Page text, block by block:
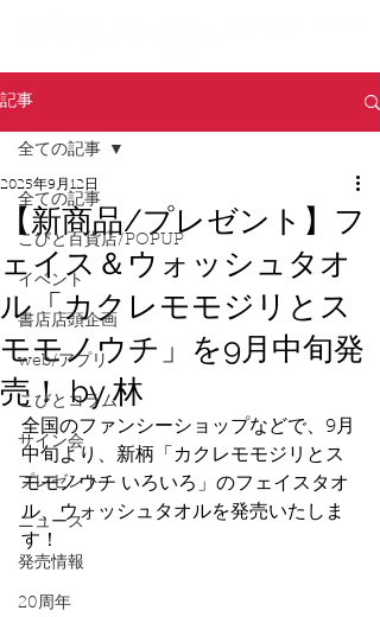
記事
全ての記事
こびと百貨店/POPUP
イベント
書店店頭企画
web/アプリ
こびとコラム
サイン会
プレゼント
ニュース
発売情報
20周年
全ての記事
【新商品/プレゼント】フ
ェイス＆ウォッシュタオ
ル「カクレモモジリとス
モモノウチ」を9月中旬発
売！ by 林
2025年9月12日
全国のファンシーショップなどで、9月
中旬より、新柄「カクレモモジリとス
モモノウチ いろいろ」のフェイスタオ
ル、ウォッシュタオルを発売いたしま
す！